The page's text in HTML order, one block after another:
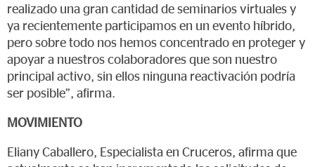
realizado una gran cantidad de seminarios virtuales y
ya recientemente participamos en un evento híbrido,
pero sobre todo nos hemos concentrado en proteger y
apoyar a nuestros colaboradores que son nuestro
principal activo, sin ellos ninguna reactivación podría
ser posible”, afirma.
MOVIMIENTO
Eliany Caballero, Especialista en Cruceros, afirma que